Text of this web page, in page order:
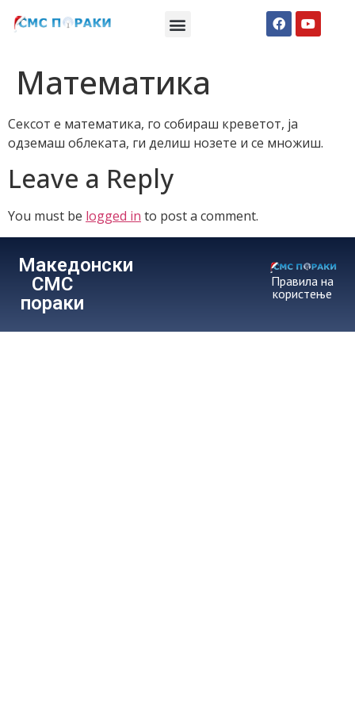
Математика
Сексот е математика, го собираш креветот, ја
одземаш облеката, ги делиш нозете и се множиш.
Leave a Reply
You must be logged in to post a comment.
Македонски
СМС
пораки
Правила на
користење